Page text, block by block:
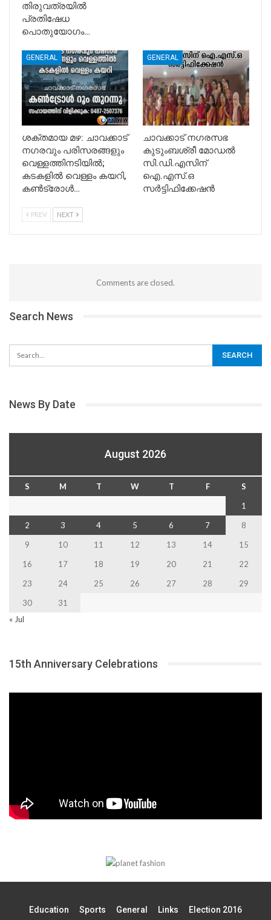
തിരുവത്രയിൽ
പ്രതിഷേധ
പൊതുയോഗം…
GENERAL
ശക്തമായ മഴ: ചാവക്കാട്
നഗരവും പരിസരങ്ങളും
വെള്ളത്തിനടിയിൽ;
കടകളിൽ വെള്ളം കയറി,
കൺട്രോൾ…
GENERAL
ചാവക്കാട് നഗരസഭ
കുടുംബശ്രീ മോഡൽ
സി.ഡി.എസിന്
ഐ.എസ്.ഒ
സർട്ടിഫിക്കേഷൻ
PREV NEXT
Comments are closed.
Search News
News By Date
August 2026
S M T W T F
S
1
2
3 4 5 6 7
8
9
10 11 12 13 14
15
16
17 18 19 20 21
22
23
24 25 26 27 28
29
30
31
« Jul
15th Anniversary Celebrations
Education Sports General Links Election 2016